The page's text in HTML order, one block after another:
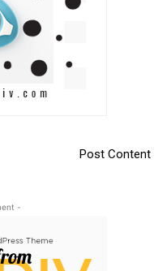
Post Content
- Advertisement -